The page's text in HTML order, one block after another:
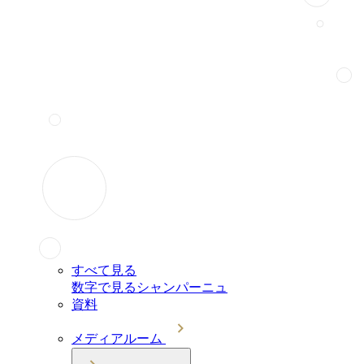
すべて見る
数字で見るシャンパーニュ
資料
メディアルーム